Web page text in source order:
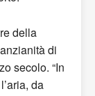
della
di
secolo. “In
da